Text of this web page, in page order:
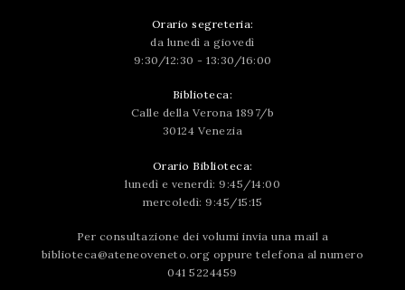
Orario segreteria:
da lunedì a giovedì
9:30/12:30 - 13:30/16:00
Biblioteca:
Calle della Verona 1897/b
30124 Venezia
Orario Biblioteca:
lunedì e venerdì: 9:45/14:00
mercoledì: 9:45/15:15
Per consultazione dei volumi invia una mail a
biblioteca@ateneoveneto.org oppure telefona al numero
041 5224459